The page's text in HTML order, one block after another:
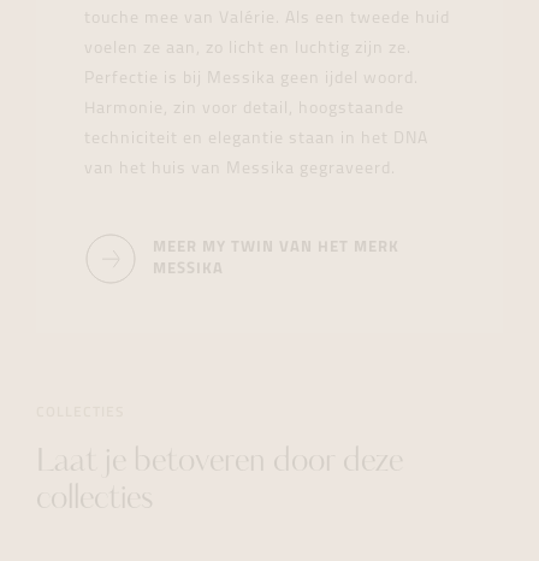
touche mee van Valérie. Als een tweede huid
voelen ze aan, zo licht en luchtig zijn ze.
Perfectie is bij Messika geen ijdel woord.
Harmonie, zin voor detail, hoogstaande
techniciteit en elegantie staan in het DNA
van het huis van Messika gegraveerd.
MEER MY TWIN VAN HET MERK
MESSIKA
Laat je betoveren door deze
collecties